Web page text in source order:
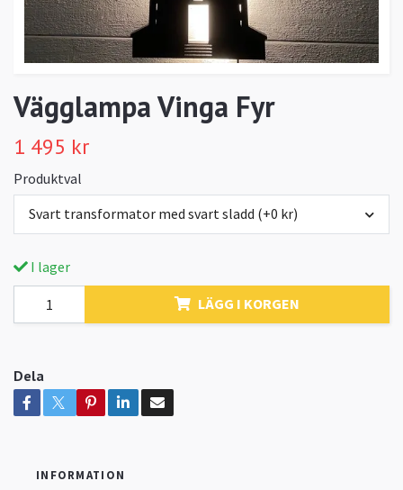
Vägglampa Vinga Fyr
1 495 kr
Produktval
Svart transformator med svart sladd (+0 kr)
I lager
LÄGG I KORGEN
Dela
INFORMATION